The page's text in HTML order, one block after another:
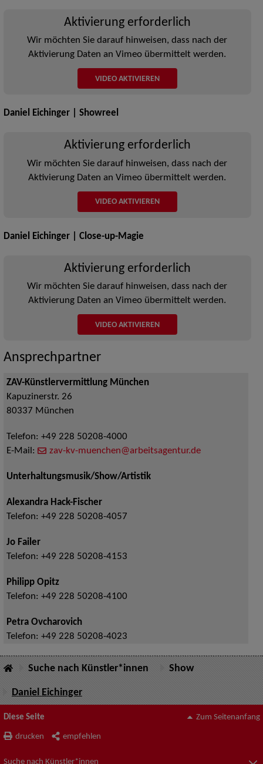
Aktivierung erforderlich
Wir möchten Sie darauf hinweisen, dass nach der
Aktivierung Daten an Vimeo übermittelt werden.
VIDEO AKTIVIEREN
Daniel Eichinger | Showreel
Aktivierung erforderlich
Wir möchten Sie darauf hinweisen, dass nach der
Aktivierung Daten an Vimeo übermittelt werden.
VIDEO AKTIVIEREN
Daniel Eichinger | Close-up-Magie
Aktivierung erforderlich
Wir möchten Sie darauf hinweisen, dass nach der
Aktivierung Daten an Vimeo übermittelt werden.
VIDEO AKTIVIEREN
Ansprechpartner
ZAV-Künstlervermittlung München
Kapuzinerstr. 26
80337 München
Telefon: +49 228 50208-4000
E-Mail:
zav-kv-muenchen@arbeitsagentur.de
Unterhaltungsmusik/Show/Artistik
Alexandra Hack-Fischer
Telefon: +49 228 50208-4057
Jo Failer
Telefon: +49 228 50208-4153
Philipp Opitz
Telefon: +49 228 50208-4100
Petra Ovcharovich
Telefon: +49 228 50208-4023
Suche nach Künstler*innen Show
Daniel Eichinger
Diese Seite
drucken empfehlen
Zum Seitenanfang
Suche nach Künstler*innen